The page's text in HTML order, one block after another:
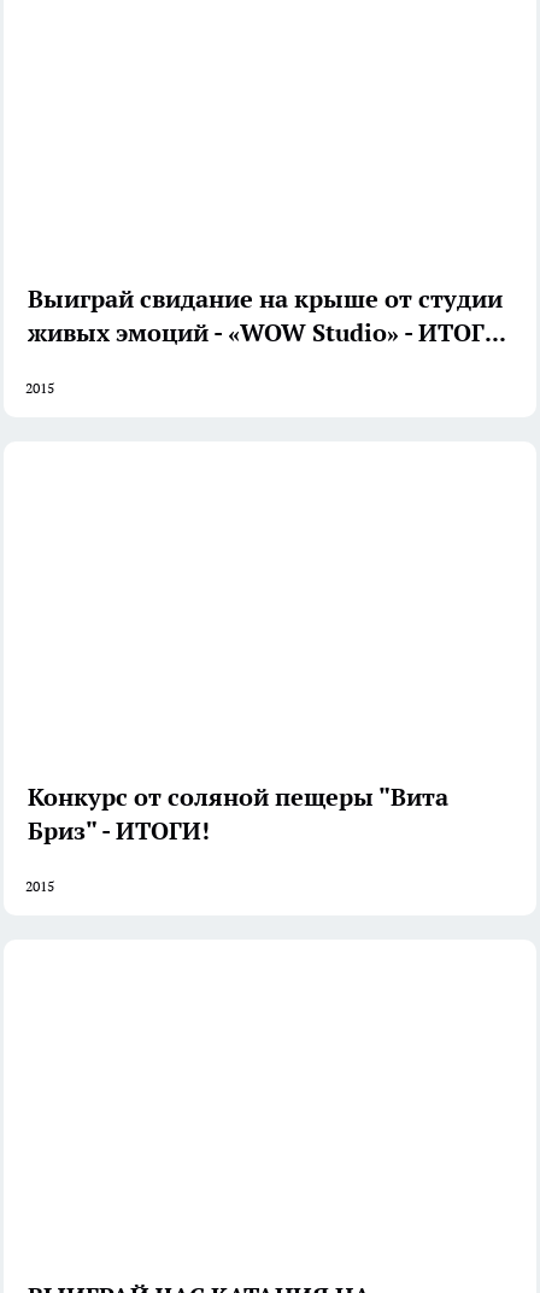
Выиграй свидание на крыше от студии
живых эмоций - «WOW Studio» - ИТОГИ!
2015
Конкурс от соляной пещеры "Вита
Бриз" - ИТОГИ!
2015